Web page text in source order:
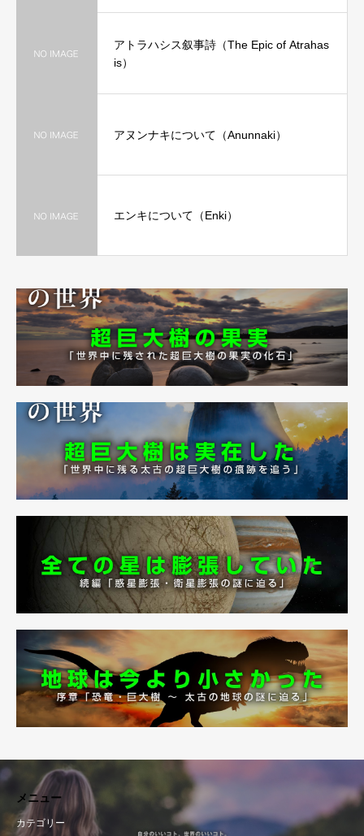
アトラハシス叙事詩（The Epic of Atrahas
is）
アヌンナキについて（Anunnaki）
エンキについて（Enki）
メニュー
カテゴリー